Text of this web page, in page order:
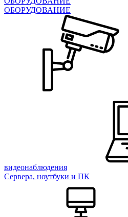
ОБОРУДОВАНИЕ
видеонаблюдения
Сервера, ноутбуки и ПК